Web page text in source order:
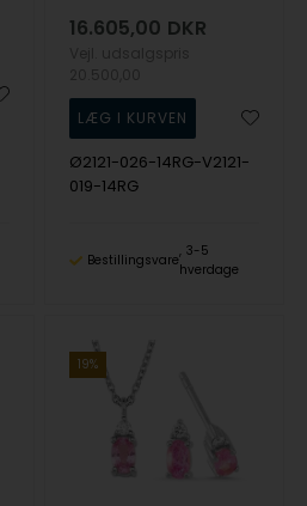
16.605,00 DKR
Ø2121-026-14RG-V2121-
019-14RG
Bestillingsvare
3-5
hverdage
19%